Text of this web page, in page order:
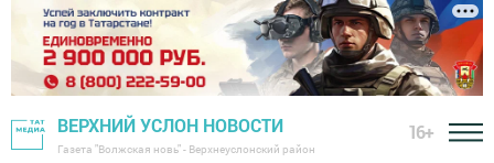
ВЕРХНИЙ УСЛОН НОВОСТИ
Газета "Волжская новь" - Верхнеуслонский район
16+